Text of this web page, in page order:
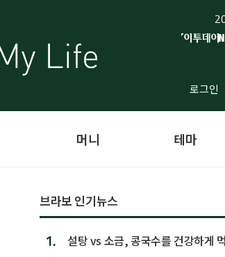
로그인
머니 테마
브라보 인기뉴스
1. 설탕 vs 소금, 콩국수를 건강하게